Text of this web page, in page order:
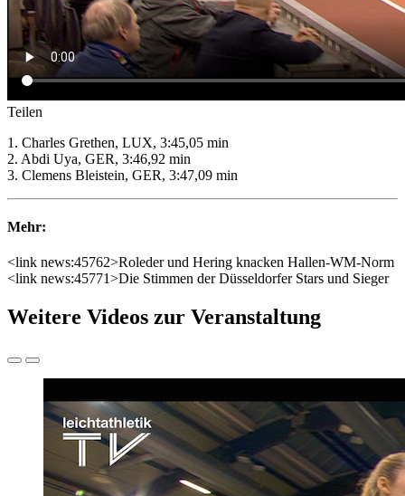
Teilen
1. Charles Grethen, LUX, 3:45,05 min
2. Abdi Uya, GER, 3:46,92 min
3. Clemens Bleistein, GER, 3:47,09 min
Mehr:
<link news:45762>Roleder und Hering knacken Hallen-WM-Norm
<link news:45771>Die Stimmen der Düsseldorfer Stars und Sieger
Weitere Videos zur Veranstaltung